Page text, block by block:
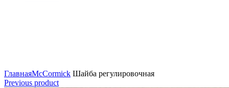
ГлавнаяMcCormick Шайба регулировочная
Previous product